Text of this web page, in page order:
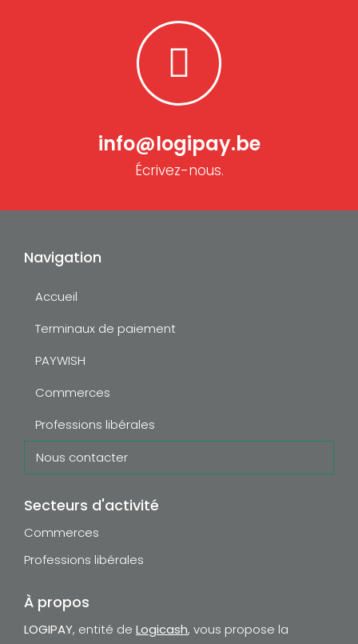
info@logipay.be
Écrivez-nous.
Navigation
Accueil
Terminaux de paiement
PAYWISH
Commerces
Professions libérales
Nous contacter
Secteurs d'activité
Commerces
Professions libérales
À propos
LOGIPAY, entité de Logicash, vous propose la